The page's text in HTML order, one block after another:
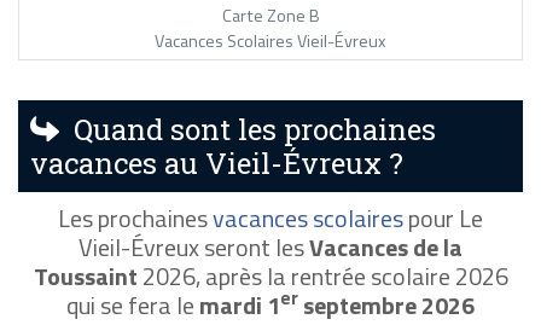
Carte Zone B
Vacances Scolaires Vieil-Évreux
Quand sont les prochaines
vacances au Vieil-Évreux ?
Les prochainesvacances scolairespour Le
Vieil-Évreux seront lesVacances de la
Toussaint2026, après la rentrée scolaire 2026
qui se fera lemardi 1er septembre 2026